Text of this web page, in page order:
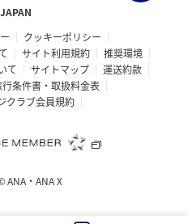
JAPAN
クッキーポリシー
サイト利用規約
推奨環境
て
サイトマップ
運送約款
条件書・取扱料金表
クラブ会員規約
ANA・ANA X